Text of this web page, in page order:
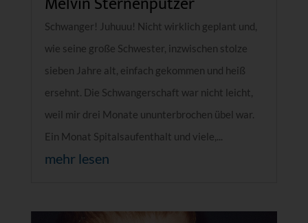
Schwanger! Juhuuu! Nicht wirklich geplant und,
wie seine große Schwester, inzwischen stolze
sieben Jahre alt, einfach gekommen und heiß
ersehnt. Die Schwangerschaft war nicht leicht,
weil mir drei Monate ununterbrochen übel war.
Ein Monat Spitalsaufenthalt und viele,...
mehr lesen